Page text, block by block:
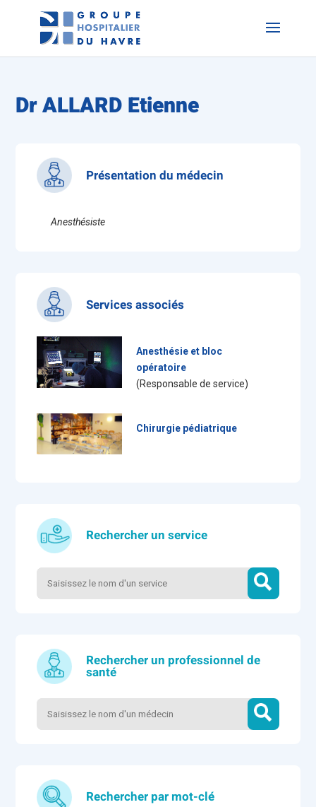
Dr ALLARD Etienne
Présentation du médecin
Anesthésiste
Services associés
Anesthésie et bloc
opératoire
(Responsable de service)
Chirurgie pédiatrique
Rechercher un service
Rechercher un professionnel de
santé
Rechercher par mot-clé